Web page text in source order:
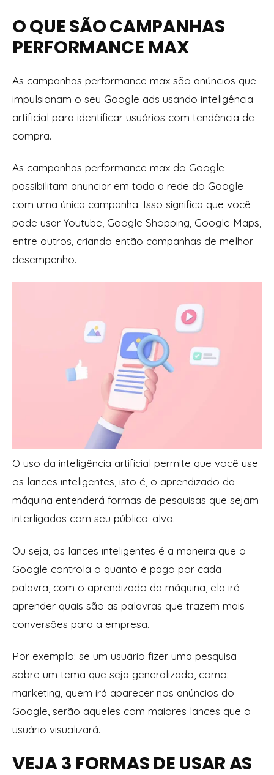
O QUE SÃO CAMPANHAS
PERFORMANCE MAX
As campanhas performance max são anúncios que
impulsionam o seu Google ads usando inteligência
artificial para identificar usuários com tendência de
compra.
As campanhas performance max do Google
possibilitam anunciar em toda a rede do Google
com uma única campanha. Isso significa que você
pode usar Youtube, Google Shopping, Google Maps,
entre outros, criando então campanhas de melhor
desempenho.
O uso da inteligência artificial permite que você use
os lances inteligentes, isto é, o aprendizado da
máquina entenderá formas de pesquisas que sejam
interligadas com seu público-alvo.
Ou seja, os lances inteligentes é a maneira que o
Google controla o quanto é pago por cada
palavra, com o aprendizado da máquina, ela irá
aprender quais são as palavras que trazem mais
conversões para a empresa.
Por exemplo: se um usuário fizer uma pesquisa
sobre um tema que seja generalizado, como:
marketing, quem irá aparecer nos anúncios do
Google, serão aqueles com maiores lances que o
usuário visualizará.
VEJA 3 FORMAS DE USAR AS